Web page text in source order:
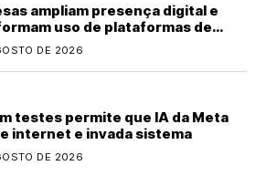
ampliam presença digital e
uso de plataformas de
DE 2026
testes permite que IA da Meta
internet e invada sistema
DE 2026